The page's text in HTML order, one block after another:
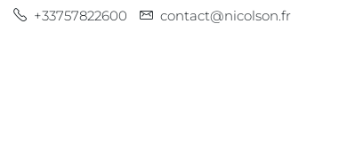
+33757822600 contact@nicolson.fr